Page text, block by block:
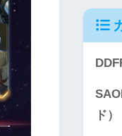
ド）